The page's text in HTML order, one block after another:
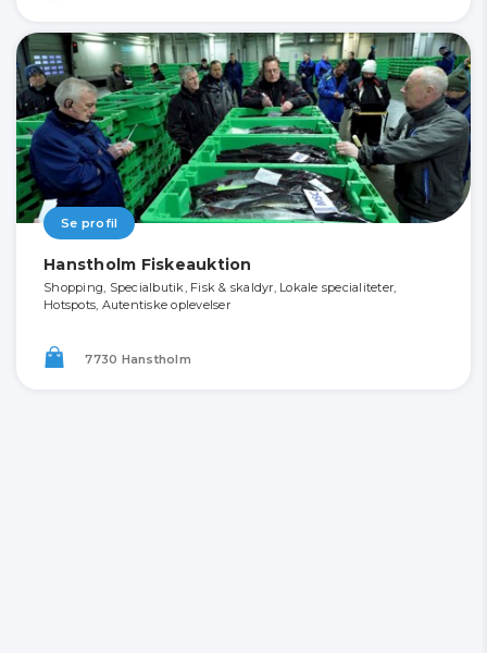
Se profil
Hanstholm Fiskeauktion
Shopping, Specialbutik, Fisk & skaldyr, Lokale specialiteter,
Hotspots, Autentiske oplevelser
7730 Hanstholm